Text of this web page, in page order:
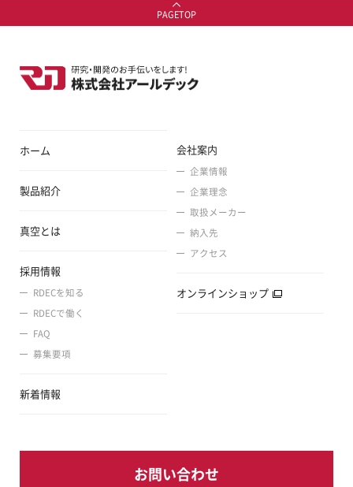
PAGETOP
ホーム 会社案内
企業情報
企業理念
取扱メーカー
納入先
アクセス
製品紹介
真空とは
採用情報
RDECを知る
RDECで働く
FAQ
募集要項
新着情報
オンラインショップ
お問い合わせ